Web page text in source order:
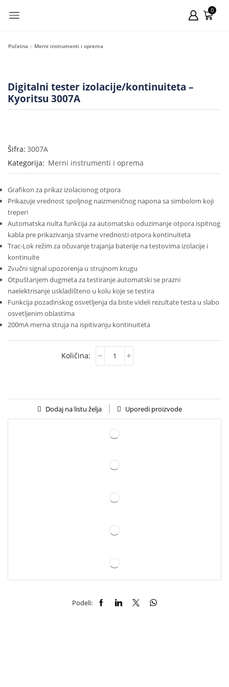
0
Početna Merni instrumenti i oprema
Digitalni tester izolacije/kontinuiteta –
Kyoritsu 3007A
Šifra: 3007A
Kategorija: Merni instrumenti i oprema
Grafikon za prikaz izolacionog otpora
Prikazuje vrednost spoljnog naizmeničnog napona sa simbolom koji
treperi
Automatska nulta funkcija za automatsko oduzimanje otpora ispitnog
kabla pre prikazivanja stvarne vrednosti otpora kontinuiteta
Trac-Lok režim za očuvanje trajanja baterije na testovima izolacije i
kontinuite
Zvučni signal upozorenja u strujnom krugu
Otpuštanjem dugmeta za testiranje automatski se prazni
naelektrisanje uskladišteno u kolu koje se testira
Funkcija pozadinskog osvetljenja da biste videli rezultate testa u slabo
osvetljenim oblastima
200mA merna struja na ispitivanju kontinuiteta
Dodaj na listu želja Uporedi proizvode
Podeli: